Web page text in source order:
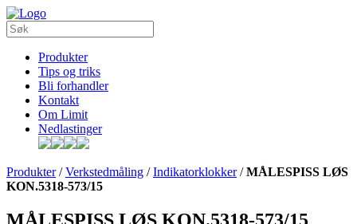
Produkter
Tips og triks
Bli forhandler
Kontakt
Om Limit
Nedlastinger
Produkter/Verkstedmåling /Indikatorklokker/MÅLESPISS LØS
KON.5318-573/15